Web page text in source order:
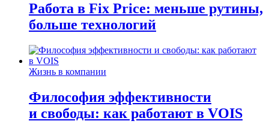
Работа в Fix Price: меньше рутины,
больше технологий
Жизнь в компании
Философия эффективности
и свободы: как работают в VOIS